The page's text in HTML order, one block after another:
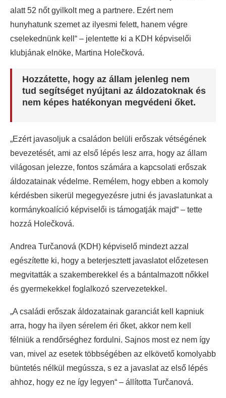
alatt 52 nőt gyilkolt meg a partnere. Ezért nem
hunyhatunk szemet az ilyesmi felett, hanem végre
cselekednünk kell“ – jelentette ki a KDH képviselői
klubjának elnöke, Martina Holečková.
Hozzátette, hogy az állam jelenleg nem
tud segítséget nyújtani az áldozatoknak és
nem képes hatékonyan megvédeni őket.
„Ezért javasoljuk a családon belüli erőszak vétségének
bevezetését, ami az első lépés lesz arra, hogy az állam
világosan jelezze, fontos számára a kapcsolati erőszak
áldozatainak védelme. Remélem, hogy ebben a komoly
kérdésben sikerül megegyezésre jutni és javaslatunkat a
kormánykoalíció képviselői is támogatják majd“ – tette
hozzá Holečková.
Andrea Turčanová (KDH) képviselő mindezt azzal
egészítette ki, hogy a beterjesztett javaslatot előzetesen
megvitatták a szakemberekkel és a bántalmazott nőkkel
és gyermekekkel foglalkozó szervezetekkel.
„A családi erőszak áldozatainak garanciát kell kapniuk
arra, hogy ha ilyen sérelem éri őket, akkor nem kell
félniük a rendőrséghez fordulni. Sajnos most ez nem így
van, mivel az esetek többségében az elkövető komolyabb
büntetés nélkül megússza, s ez a javaslat az első lépés
ahhoz, hogy ez ne így legyen“ – állította Turčanová.